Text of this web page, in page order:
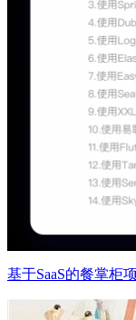
基于SaaS的餐掌柜